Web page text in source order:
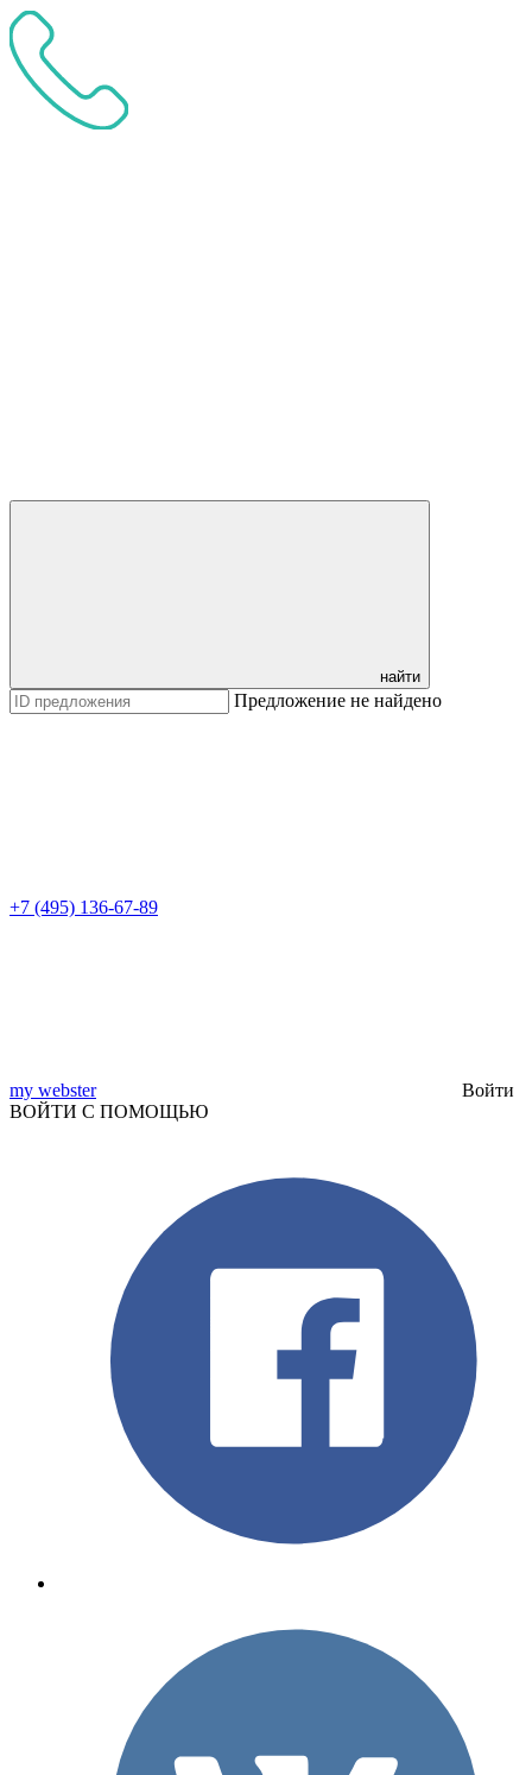
найти
Предложение не найдено
+7 (495) 136-67-89
my webster
Войти
ВОЙТИ С ПОМОЩЬЮ